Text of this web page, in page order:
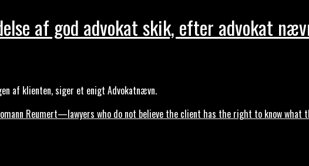
af god advokat skik, efter advokat
af klienten, siger et enigt Advokatnævn.
Reumert—lawyers who do not believe the client has the right to know what